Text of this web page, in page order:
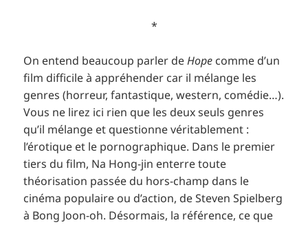
*
On entend beaucoup parler deHope comme d’un
film difficile à appréhender car il mélange les
genres (horreur, fantastique, western, comédie…).
Vous ne lirez ici rien que les deux seuls genres
qu’il mélange et questionne véritablement :
l’érotique et le pornographique. Dans le premier
tiers du film, Na Hong-jin enterre toute
théorisation passée du hors-champ dans le
cinéma populaire ou d’action, de Steven Spielberg
à Bong Joon-oh. Désormais, la référence, ce que